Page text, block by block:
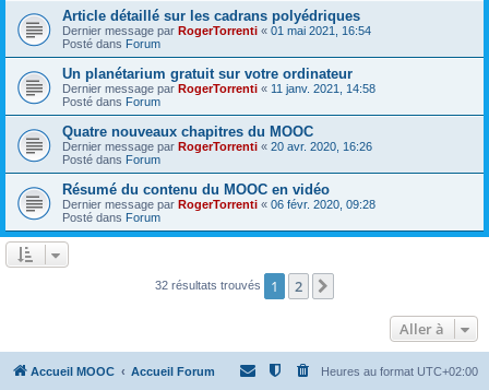
Article détaillé sur les cadrans polyédriques
Dernier message par RogerTorrenti « 01 mai 2021, 16:54
Posté dans Forum
Un planétarium gratuit sur votre ordinateur
Dernier message par RogerTorrenti « 11 janv. 2021, 14:58
Posté dans Forum
Quatre nouveaux chapitres du MOOC
Dernier message par RogerTorrenti « 20 avr. 2020, 16:26
Posté dans Forum
Résumé du contenu du MOOC en vidéo
Dernier message par RogerTorrenti « 06 févr. 2020, 09:28
Posté dans Forum
32 résultats trouvés 1 2
Aller à
Accueil MOOC Accueil Forum Heures au format UTC+02:00